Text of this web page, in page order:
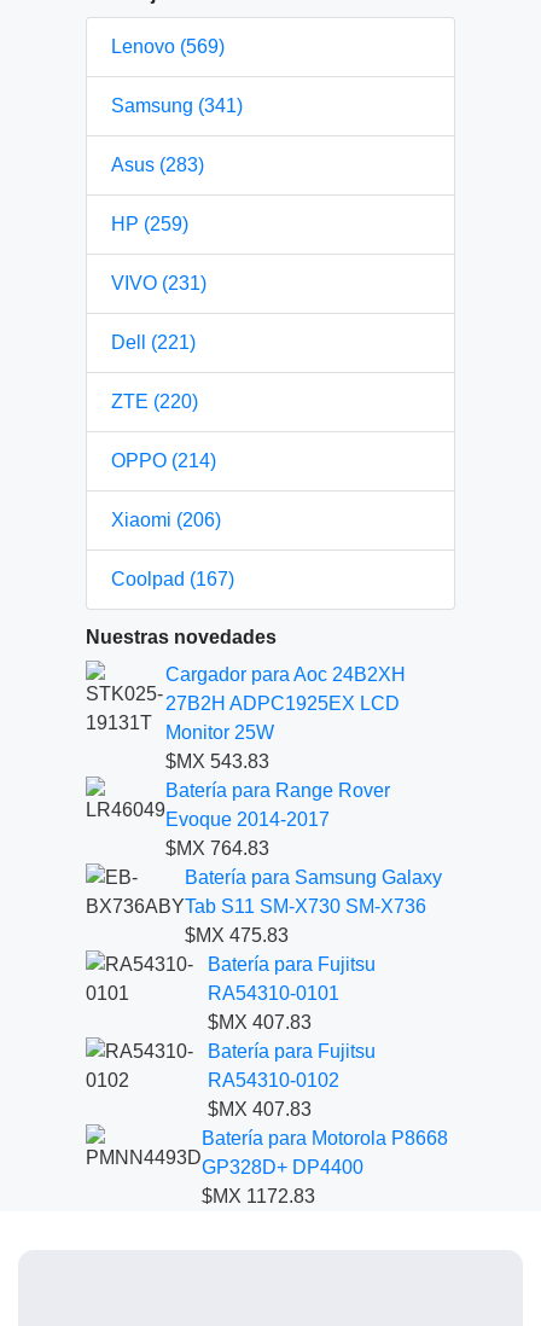
Lenovo (569)
Samsung (341)
Asus (283)
HP (259)
VIVO (231)
Dell (221)
ZTE (220)
OPPO (214)
Xiaomi (206)
Coolpad (167)
Nuestras novedades
Cargador para Aoc 24B2XH
27B2H ADPC1925EX LCD
Monitor 25W
$MX 543.83
Batería para Range Rover
Evoque 2014-2017
$MX 764.83
Batería para Samsung Galaxy
Tab S11 SM-X730 SM-X736
$MX 475.83
Batería para Fujitsu
RA54310-0101
$MX 407.83
Batería para Fujitsu
RA54310-0102
$MX 407.83
Batería para Motorola P8668
GP328D+ DP4400
$MX 1172.83